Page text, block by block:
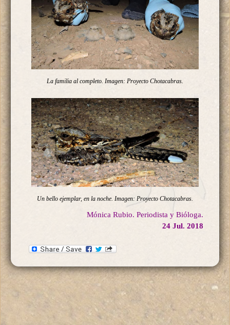
La familia al completo. Imagen: Proyecto Chotacabras.
Un bello ejemplar, en la noche. Imagen: Proyecto Chotacabras.
Mónica Rubio. Periodista y Bióloga.
24 Jul. 2018